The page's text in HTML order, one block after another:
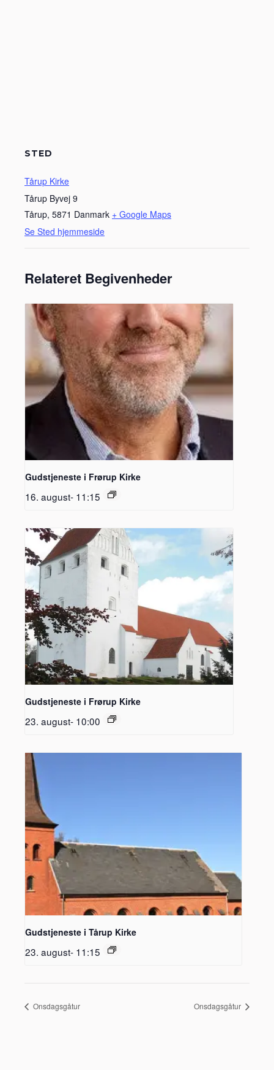
STED
Tårup Kirke
Tårup Byvej 9
Tårup, 5871 Danmark + Google Maps
Se Sted hjemmeside
Relateret Begivenheder
Gudstjeneste i Frørup Kirke
16. august- 11:15
Gudstjeneste i Frørup Kirke
23. august- 10:00
Gudstjeneste i Tårup Kirke
23. august- 11:15
Onsdagsgåtur Onsdagsgåtur